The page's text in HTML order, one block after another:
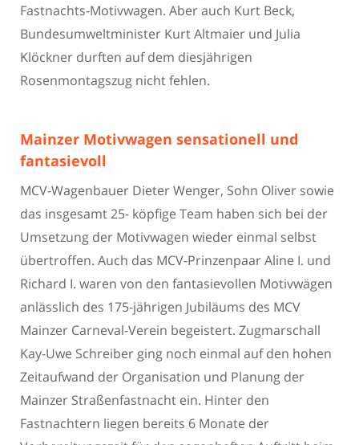
Fastnachts-Motivwagen. Aber auch Kurt Beck,
Bundesumweltminister Kurt Altmaier und Julia
Klöckner durften auf dem diesjährigen
Rosenmontagszug nicht fehlen.
Mainzer Motivwagen sensationell und
fantasievoll
MCV-Wagenbauer Dieter Wenger, Sohn Oliver sowie
das insgesamt 25- köpfige Team haben sich bei der
Umsetzung der Motivwagen wieder einmal selbst
übertroffen. Auch das MCV-Prinzenpaar Aline I. und
Richard I. waren von den fantasievollen Motivwägen
anlässlich des 175-jährigen Jubiläums des MCV
Mainzer Carneval-Verein begeistert. Zugmarschall
Kay-Uwe Schreiber ging noch einmal auf den hohen
Zeitaufwand der Organisation und Planung der
Mainzer Straßenfastnacht ein. Hinter den
Fastnachtern liegen bereits 6 Monate der